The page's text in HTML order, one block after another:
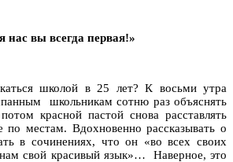
нас вы всегда первая!»
школой в 25 лет? К восьми утра
школьникам сотню раз объяснять
красной пастой снова расставлять
по местам. Вдохновенно рассказывать о
в сочинениях, что он «во всех своих
нам свой красивый язык»… Наверное, это